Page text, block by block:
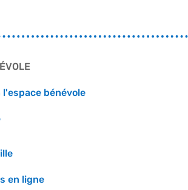
l'espace bénévole
en ligne